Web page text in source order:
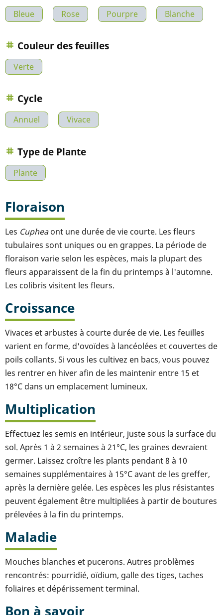
Bleue Rose Pourpre Blanche
Couleur des feuilles
Verte
Cycle
Annuel Vivace
Type de Plante
Plante
Floraison
Les Cupheaont une durée de vie courte. Les fleurs
tubulaires sont uniques ou en grappes. La période de
floraison varie selon les espèces, mais la plupart des
fleurs apparaissent de la fin du printemps à l'automne.
Les colibris visitent les fleurs.
Croissance
Vivaces et arbustes à courte durée de vie. Les feuilles
varient en forme, d'ovoïdes à lancéolées et couvertes de
poils collants. Si vous les cultivez en bacs, vous pouvez
les rentrer en hiver afin de les maintenir entre 15 et
18°C dans un emplacement lumineux.
Multiplication
Effectuez les semis en intérieur, juste sous la surface du
sol. Après 1 à 2 semaines à 21°C, les graines devraient
germer. Laissez croître les plants pendant 8 à 10
semaines supplémentaires à 15°C avant de les greffer,
après la dernière gelée. Les espèces les plus résistantes
peuvent également être multipliées à partir de boutures
prélevées à la fin du printemps.
Maladie
Mouches blanches et pucerons. Autres problèmes
rencontrés: pourridié, oïdium, galle des tiges, taches
foliaires et dépérissement terminal.
Bon à savoir